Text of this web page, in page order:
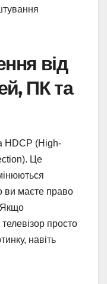
від
ПК та
HDCP (High-
Це
ви маєте право
Якщо
просто
навіть